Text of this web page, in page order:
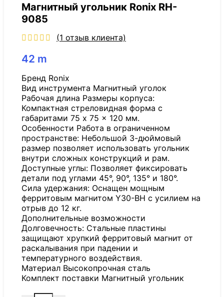
Магнитный угольник Ronix RH-
9085
(1 отзыв клиента)
42 m
Бренд Ronix
Вид инструмента Магнитный уголок
Рабочая длина Размеры корпуса:
Компактная стреловидная форма с
габаритами 75 x 75 x 120 мм.
Особенности Работа в ограниченном
пространстве: Небольшой 3-дюймовый
размер позволяет использовать угольник
внутри сложных конструкций и рам.
Доступные углы: Позволяет фиксировать
детали под углами 45°, 90°, 135° и 180°.
Сила удержания: Оснащен мощным
ферритовым магнитом Y30-BH с усилием на
отрыв до 12 кг.
Дополнительные возможности
Долговечность: Стальные пластины
защищают хрупкий ферритовый магнит от
раскалывания при падении и
температурного воздействия.
Материал Высокопрочная сталь
Комплект поставки Магнитный угольник